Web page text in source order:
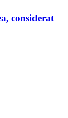
considerat